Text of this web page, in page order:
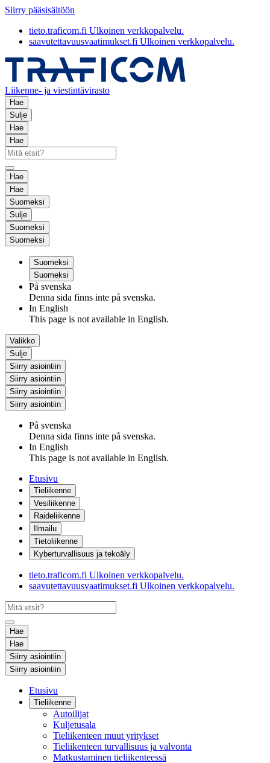
Siirry pääsisältöön
tieto.traficom.fi Ulkoinen verkkopalvelu.
saavutettavuusvaatimukset.fi Ulkoinen verkkopalvelu.
Liikenne- ja viestintävirasto
Hae
Sulje
Hae
Hae
Hae
Hae
Suomeksi
Sulje
Suomeksi
Suomeksi
Suomeksi
Suomeksi
På svenska
Denna sida finns inte på svenska.
In English
This page is not available in English.
Valikko
Sulje
Siirry asiointiin
Siirry asiointiin
Siirry asiointiin
Siirry asiointiin
På svenska
Denna sida finns inte på svenska.
In English
This page is not available in English.
Etusivu
Tieliikenne
Vesiliikenne
Raideliikenne
Ilmailu
Tietoliikenne
Kyberturvallisuus ja tekoäly
tieto.traficom.fi Ulkoinen verkkopalvelu.
saavutettavuusvaatimukset.fi Ulkoinen verkkopalvelu.
Hae
Hae
Siirry asiointiin
Siirry asiointiin
Etusivu
Tieliikenne
Autoilijat
Kuljetusala
Tieliikenteen muut yritykset
Tieliikenteen turvallisuus ja valvonta
Matkustaminen tieliikenteessä